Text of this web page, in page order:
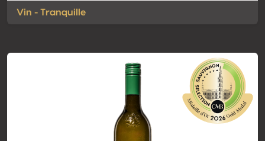
Vin - Tranquille